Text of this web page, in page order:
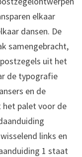
elkaar
dansen. De
samengebracht,
uit het
de typografie
en de
palet voor de
links en
1 staat